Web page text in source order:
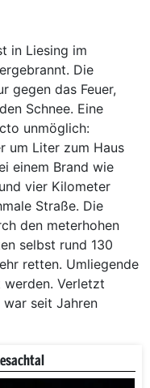
in Liesing im
Die
gegen das Feuer,
Schnee. Eine
unmöglich:
um Liter zum Haus
einem Brand wie
vier Kilometer
Straße. Die
den meterhohen
selbst rund 130
retten. Umliegende
Verletzt
war seit Jahren